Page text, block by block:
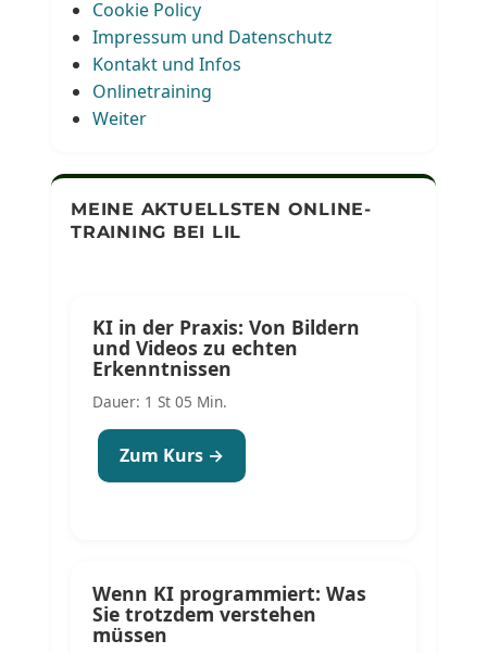
Cookie Policy
Impressum und Datenschutz
Kontakt und Infos
Onlinetraining
Weiter
MEINE AKTUELLSTEN ONLINE-
TRAINING BEI LIL
KI in der Praxis: Von Bildern
und Videos zu echten
Erkenntnissen
Dauer: 1 St 05 Min.
Zum Kurs →
Wenn KI programmiert: Was
Sie trotzdem verstehen
müssen